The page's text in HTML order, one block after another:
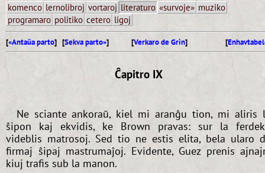
komenco lernolibroj vortaroj literaturo «survoje» muziko
programaro politiko cetero ligoj
[«Antaŭa parto] [Sekva parto»] [Verkaro de Grin] [
Ĉapitro IX
Ne sciante ankoraŭ, kiel mi aranĝu tion, mi aliris
ŝipon kaj ekvidis, ke Brown pravas: sur la
videblis matrosoj. Sed tio ne estis elita, bela ularo
firmaj ŝipaj mastrumaĵoj. Evidente, Guez prenis
kiuj trafis sub la manon.